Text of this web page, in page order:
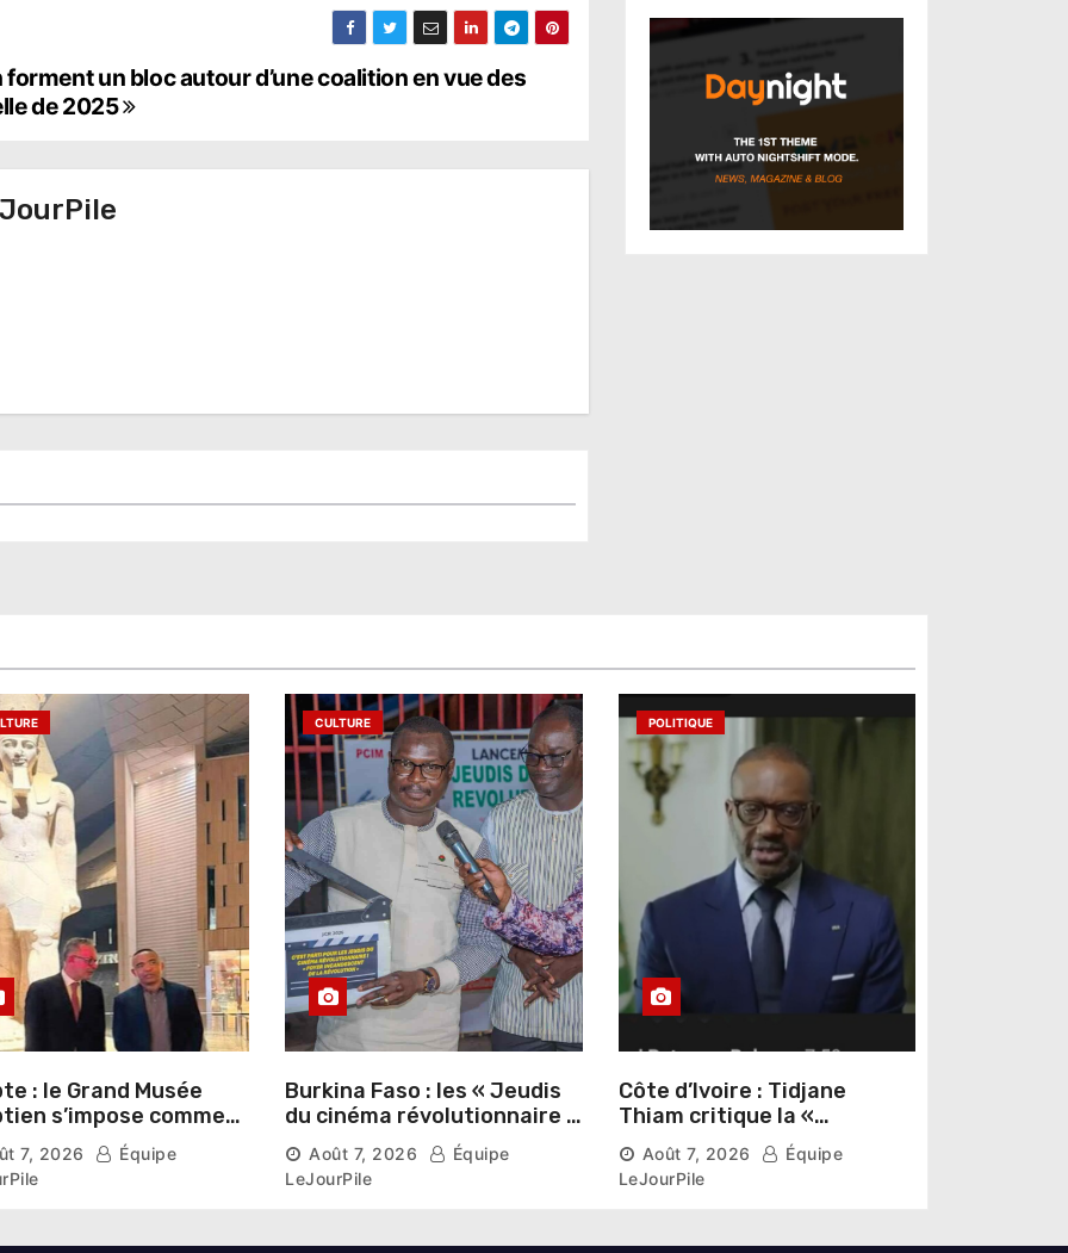
un bloc autour d’une coalition en vue des
de 2025
: le Grand Musée
s’impose comme
du patrimoine
auprès des
étrangers
7, 2026
Équipe
CULTURE
Burkina Faso : les « Jeudis
du cinéma révolutionnaire »
lancés au Mémorial Thomas
Sankara
Août 7, 2026
Équipe
LeJourPile
POLITIQUE
Côte d’Ivoire : Tidjane
Thiam critique la «
judiciarisation » de la
politique et appelle à
poursuivre l’apaisement
Août 7, 2026
Équipe
LeJourPile